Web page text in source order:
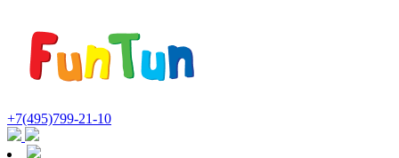
+7(495)799-21-10